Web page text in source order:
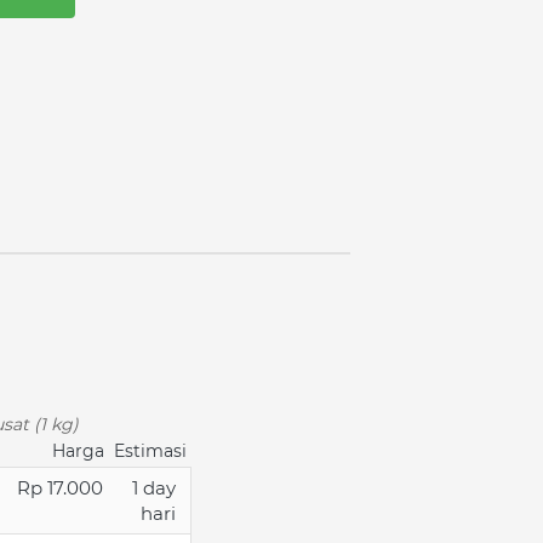
(1 kg)
Harga Estimasi
Rp 17.000
1 day
hari